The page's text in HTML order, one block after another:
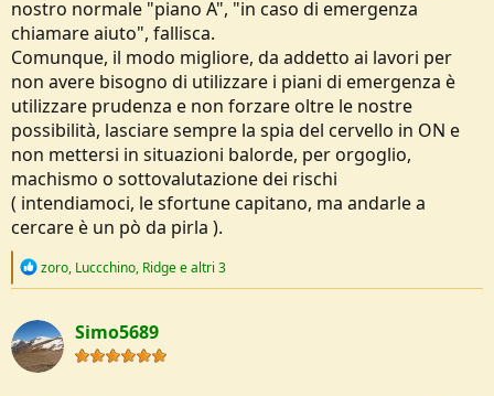
nostro normale "piano A", "in caso di emergenza
chiamare aiuto", fallisca.
Comunque, il modo migliore, da addetto ai lavori per
non avere bisogno di utilizzare i piani di emergenza è
utilizzare prudenza e non forzare oltre le nostre
possibilità, lasciare sempre la spia del cervello in ON e
non mettersi in situazioni balorde, per orgoglio,
machismo o sottovalutazione dei rischi
( intendiamoci, le sfortune capitano, ma andarle a
cercare è un pò da pirla ).
R
c
t
i
o
zoro, Luccchino, Ridgee altri 3
Simo5689